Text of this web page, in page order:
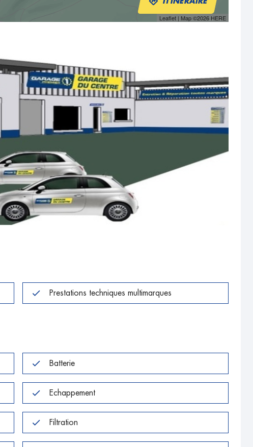
Leaflet | Map ©2026 HERE
Prestations techniques multimarques
Batterie
Echappement
Filtration